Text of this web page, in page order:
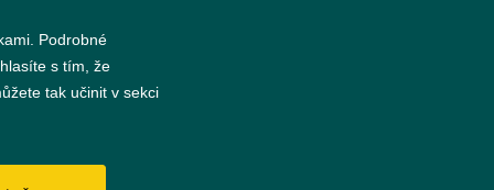
Podrobné
s tím, že
tak učinit v sekci